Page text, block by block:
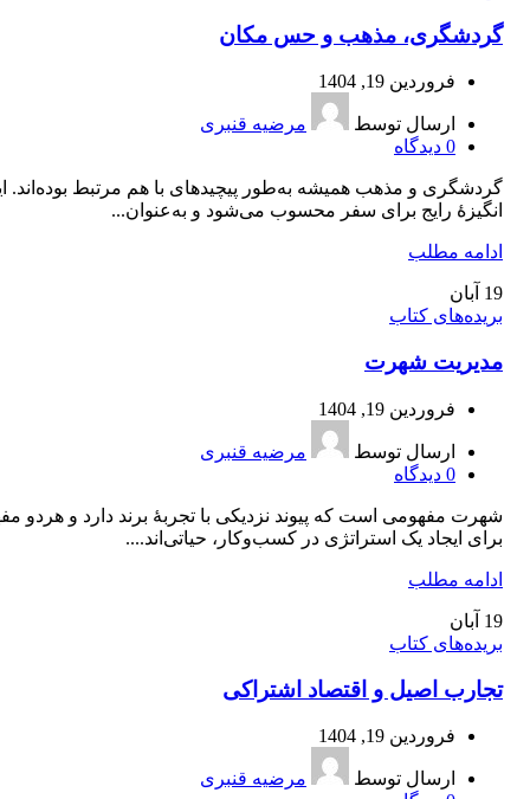
گردشگری، مذهب و حس مکان
فروردین 19, 1404
ارسال توسط
مرضیه قنبری
0 دیدگاه
گردشگری و مذهب همیشه به‌طور پیچیدهای با هم مرتبط بوده‌اند.
انگیزۀ رایج برای سفر محسوب می‌شود و به‌عنوان...
ادامه مطلب
19 آبان
بریده‌های کتاب
مدیریت شهرت
فروردین 19, 1404
ارسال توسط
مرضیه قنبری
0 دیدگاه
شهرت مفهومی است که پیوند نزدیکی با تجربۀ برند دارد و هردو
برای ایجاد یک استراتژی در کسب‌و‌کار، حیاتی‌اند....
ادامه مطلب
19 آبان
بریده‌های کتاب
تجارب اصیل و اقتصاد اشتراکی
فروردین 19, 1404
ارسال توسط
مرضیه قنبری